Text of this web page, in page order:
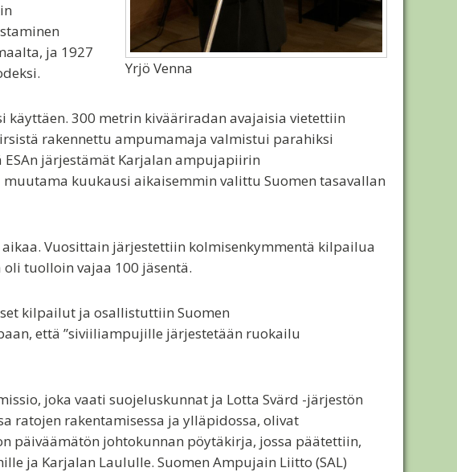
Yrjö Venna
ja 1927
300 metrin kivääriradan avajaisia vietettiin
rakennettu ampumamaja valmistui parahiksi
järjestämät Karjalan ampujapiirin
kuukausi aikaisemmin valittu Suomen tasavallan
Vuosittain järjestettiin kolmisenkymmentä kilpailua
tuolloin vajaa 100 jäsentä.
kilpailut ja osallistuttiin Suomen
että ”siviiliampujille järjestetään ruokailu
joka vaati suojeluskunnat ja Lotta Svärd -järjestön
ratojen rakentamisessa ja ylläpidossa, olivat
päiväämätön johtokunnan pöytäkirja, jossa päätettiin,
ja Karjalan Laululle. Suomen Ampujain Liitto (SAL)